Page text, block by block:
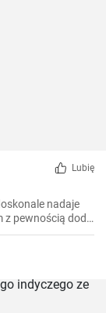
Lubię
nadaje
z pewnością doda